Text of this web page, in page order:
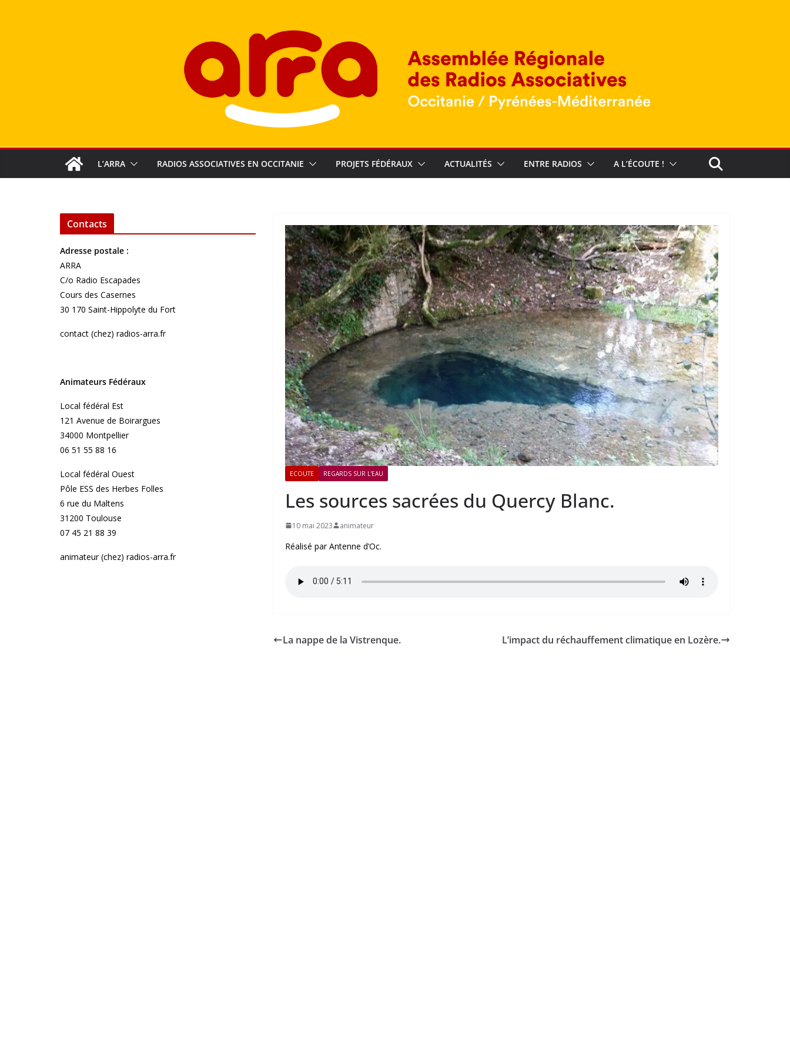
L’ARRA RADIOS ASSOCIATIVES EN OCCITANIE PROJETS FÉDÉRAUX ACTUALITÉS ENTRE RADIOS A L’ÉCOUTE !
ECOUTE REGARDS SUR L'EAU
Les sources sacrées du Quercy Blanc.
10 mai 2023 animateur
Réalisé par Antenne d’Oc.
La nappe de la Vistrenque. L’impact du réchauffement climatique en Lozère.
Contacts
Adresse postale :
ARRA
C/o Radio Escapades
Cours des Casernes
30 170 Saint-Hippolyte du Fort
contact (chez) radios-arra.fr
Animateurs Fédéraux
Local fédéral Est
121 Avenue de Boirargues
34000 Montpellier
06 51 55 88 16
Local fédéral Ouest
Pôle ESS des Herbes Folles
6 rue du Maltens
31200 Toulouse
07 45 21 88 39
animateur (chez) radios-arra.fr